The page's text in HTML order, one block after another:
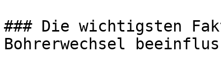
### Die wichtigsten
Bohrerwechsel